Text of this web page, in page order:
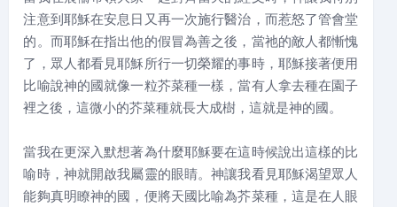
注意到耶穌在安息日又再一次施行醫治，而惹怒了管會堂
的。而耶穌在指出他的假冒為善之後，當祂的敵人都慚愧
了，眾人都看見耶穌所行一切榮耀的事時，耶穌接著便用
比喻說神的國就像一粒芥菜種一樣，當有人拿去種在園子
裡之後，這微小的芥菜種就長大成樹，這就是神的國。
當我在更深入默想著為什麼耶穌要在這時候說出這樣的比
喻時，神就開啟我屬靈的眼睛。神讓我看見耶穌渴望眾人
能夠真明瞭神的國，便將天國比喻為芥菜種，這是在人眼